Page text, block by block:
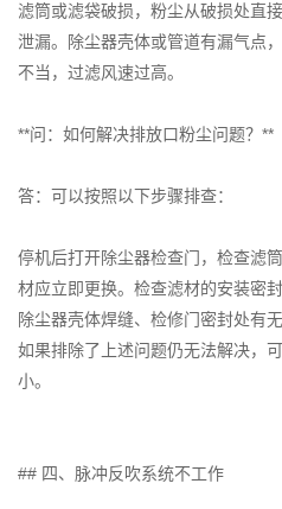
滤筒或滤袋破损，粉尘从破损处直
泄漏。除尘器壳体或管道有漏气点
不当，过滤风速过高。
**问：如何解决排放口粉尘问题？**
答：可以按照以下步骤排查：
停机后打开除尘器检查门，检查滤
材应立即更换。检查滤材的安装密
除尘器壳体焊缝、检修门密封处有
如果排除了上述问题仍无法解决，
小。
## 四、脉冲反吹系统不工作